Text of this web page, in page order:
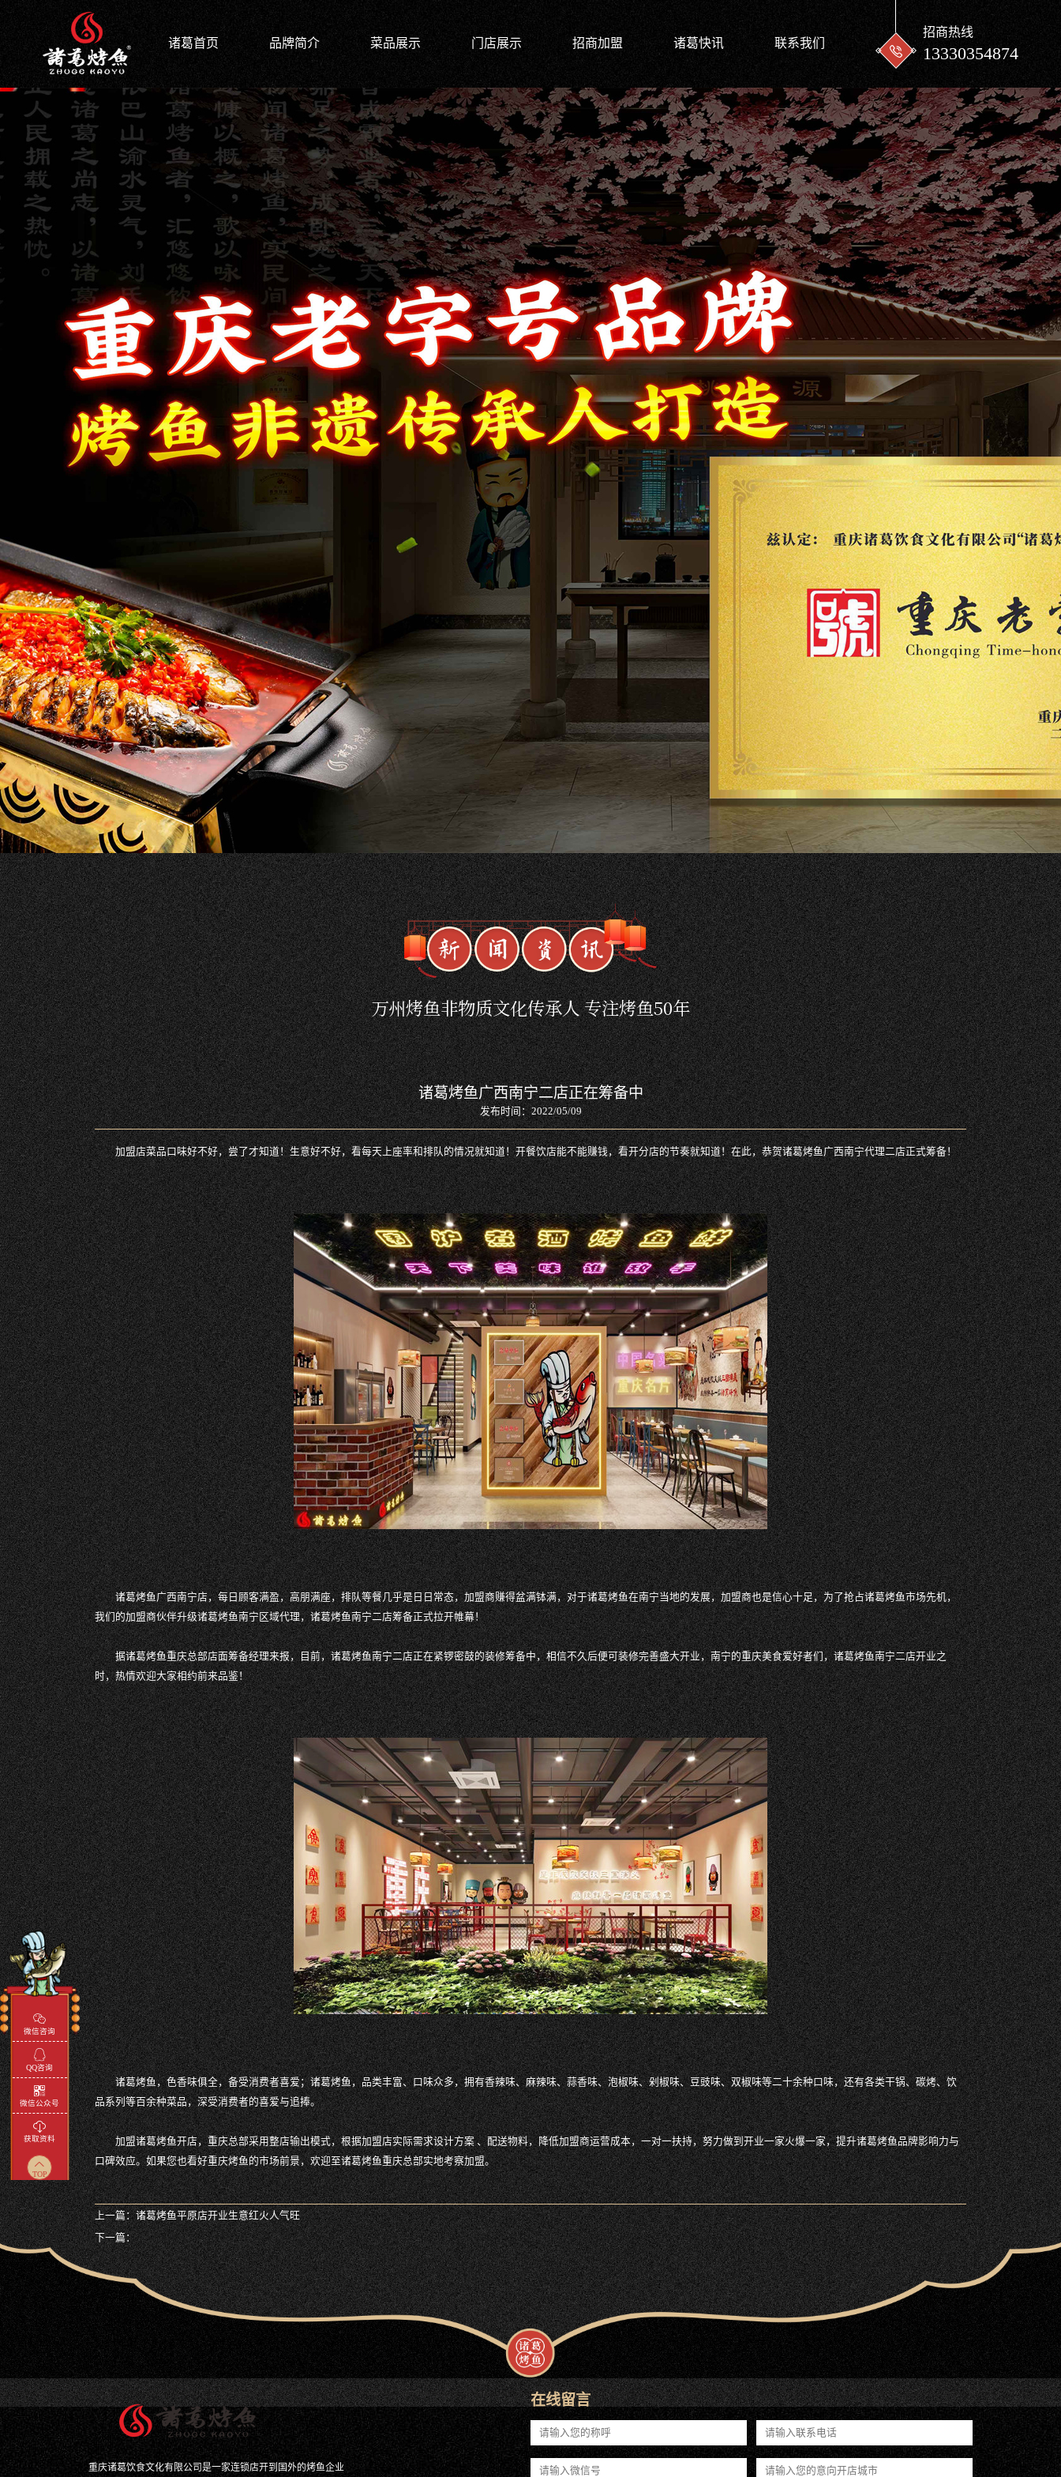
诸葛首页 品牌简介 菜品展示 门店展示 招商加盟 诸葛快讯 联系我们
招商热线
13330354874
万州烤鱼非物质文化传承人 专注烤鱼50年
诸葛烤鱼广西南宁二店正在筹备中
发布时间：2022/05/09
加盟店菜品口味好不好，尝了才知道！生意好不好，看每天上座率和排队的情况就知道！开餐饮店能不能赚钱，看开分店的节奏就知道！在此，恭贺诸葛烤鱼广西南宁代理二店正式筹备！
诸葛烤鱼广西南宁店，每日顾客满盈，高朋满座，排队等餐几乎是日日常态，加盟商赚得盆满钵满，对于诸葛烤鱼在南宁当地的发展，加盟商也是信心十足，为了抢占诸葛烤鱼市场先机，
我们的加盟商伙伴升级诸葛烤鱼南宁区域代理，诸葛烤鱼南宁二店筹备正式拉开帷幕！
据诸葛烤鱼重庆总部店面筹备经理来报，目前，诸葛烤鱼南宁二店正在紧锣密鼓的装修筹备中，相信不久后便可装修完善盛大开业，南宁的重庆美食爱好者们，诸葛烤鱼南宁二店开业之
时，热情欢迎大家相约前来品鉴！
诸葛烤鱼，色香味俱全，备受消费者喜爱；诸葛烤鱼，品类丰富、口味众多，拥有香辣味、麻辣味、蒜香味、泡椒味、剁椒味、豆豉味、双椒味等二十余种口味，还有各类干锅、碳烤、饮
品系列等百余种菜品，深受消费者的喜爱与追捧。
加盟诸葛烤鱼开店，重庆总部采用整店输出模式，根据加盟店实际需求设计方案 、配送物料，降低加盟商运营成本，一对一扶持，努力做到开业一家火爆一家，提升诸葛烤鱼品牌影响力与
口碑效应。如果您也看好重庆烤鱼的市场前景，欢迎至诸葛烤鱼重庆总部实地考察加盟。
上一篇：诸葛烤鱼平原店开业生意红火人气旺
下一篇：
重庆诸葛饮食文化有限公司是一家连锁店开到国外的烤鱼企业
在线留言
微信咨询
QQ咨询
微信公众号
获取资料
TOP